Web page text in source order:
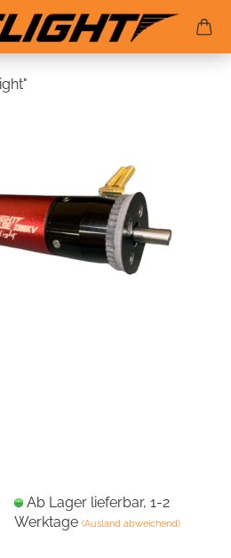
Ab Lager lieferbar, 1-2
Werktage(Ausland abweichend)